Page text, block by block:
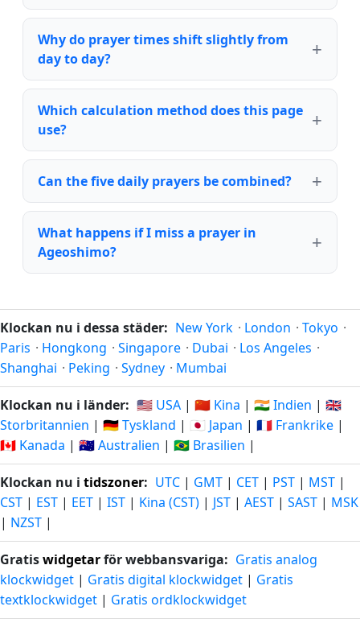
Why do prayer times shift slightly from
day to day?
Which calculation method does this page
use?
Can the five daily prayers be combined?
What happens if I miss a prayer in
Ageoshimo?
Klockan nu i dessa städer: New York · London · Tokyo ·
Paris · Hongkong · Singapore · Dubai · Los Angeles ·
Shanghai · Peking · Sydney · Mumbai
Klockan nu i länder: 🇺🇸 USA | 🇨🇳 Kina | 🇮🇳 Indien | 🇬🇧
Storbritannien | 🇩🇪 Tyskland | 🇯🇵 Japan | 🇫🇷 Frankrike |
🇨🇦 Kanada | 🇦🇺 Australien | 🇧🇷 Brasilien |
Klockan nu i tidszoner: UTC | GMT | CET | PST | MST |
CST | EST | EET | IST | Kina (CST) | JST | AEST | SAST | MSK
| NZST |
Gratiswidgetarför webbansvariga: Gratis analog
klockwidget | Gratis digital klockwidget | Gratis
textklockwidget | Gratis ordklockwidget